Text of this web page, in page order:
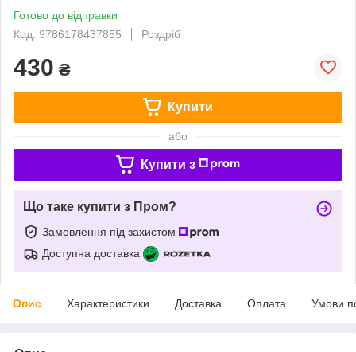
Готово до відправки
Код: 9786178437855
Роздріб
430 ₴
Купити
або
Купити з
Що таке купити з Пром?
Замовлення під захистом
Доступна доставка
Опис Характеристики Доставка Оплата Умови